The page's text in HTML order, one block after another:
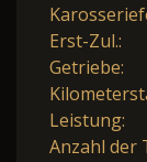
Erst-Zul.:
Getriebe:
Leistung:
Anzahl der